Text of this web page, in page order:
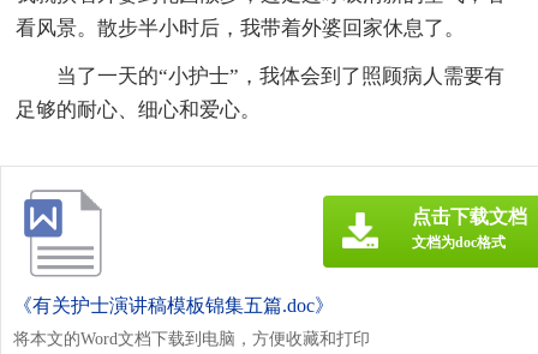
看风景。散步半小时后，我带着外婆回家休息了。
当了一天的“小护士”，我体会到了照顾病人需要有
足够的耐心、细心和爱心。
《有关护士演讲稿模板锦集五篇.doc》
将本文的Word文档下载到电脑，方便收藏和打印
点击下载文档
文档为doc格式